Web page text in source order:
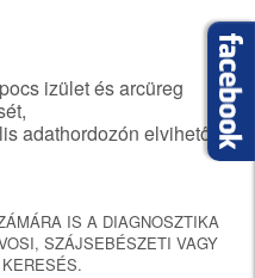
izület és arcüreg
adathordozón elvihető
IS A DIAGNOSZTIKA
SZÁJSEBÉSZETI VAGY